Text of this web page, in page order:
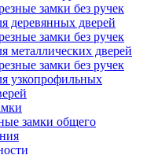
замки без ручек
деревянных дверей
замки без ручек
металлических дверей
замки без ручек
узкопрофильных
замки общего